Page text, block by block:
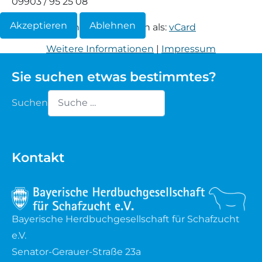
Informationen herunterladen als: vCard
Sie suchen etwas bestimmtes?
Suchen
Kontakt
Bayerische Herdbuchgesellschaft für Schafzucht
e.V.
Senator-Gerauer-Straße 23a
Akzeptieren Ablehnen
Weitere Informationen | Impressum
Waldschaf
Weiße gehörnte Heidschnucke
Weiße hornlose Heidschnucke
Zackelschaf